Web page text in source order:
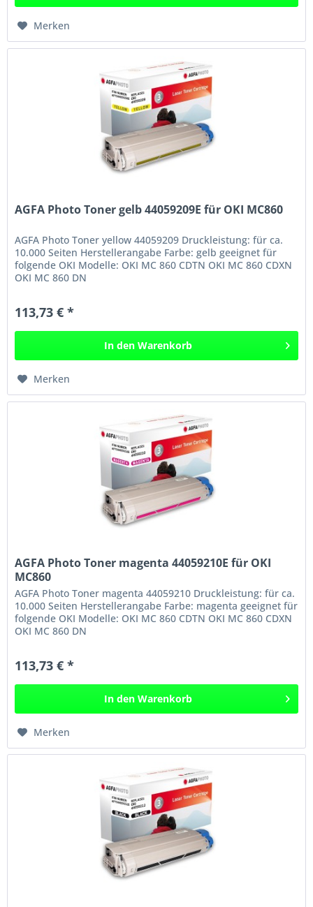
Merken
AGFA Photo Toner gelb 44059209E für OKI MC860
AGFA Photo Toner yellow 44059209 Druckleistung: für ca.
10.000 Seiten Herstellerangabe Farbe: gelb geeignet für
folgende OKI Modelle: OKI MC 860 CDTN OKI MC 860 CDXN
OKI MC 860 DN
113,73 € *
In den Warenkorb
Merken
AGFA Photo Toner magenta 44059210E für OKI
MC860
AGFA Photo Toner magenta 44059210 Druckleistung: für ca.
10.000 Seiten Herstellerangabe Farbe: magenta geeignet für
folgende OKI Modelle: OKI MC 860 CDTN OKI MC 860 CDXN
OKI MC 860 DN
113,73 € *
In den Warenkorb
Merken